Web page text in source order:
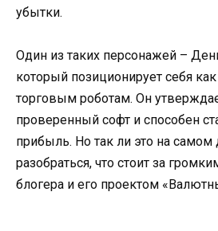
убытки.
Один из таких персонажей –
который позиционирует себя
торговым роботам. Он
проверенный софт и способен
прибыль. Но так ли это на
разобраться, что стоит за
блогера и его проектом